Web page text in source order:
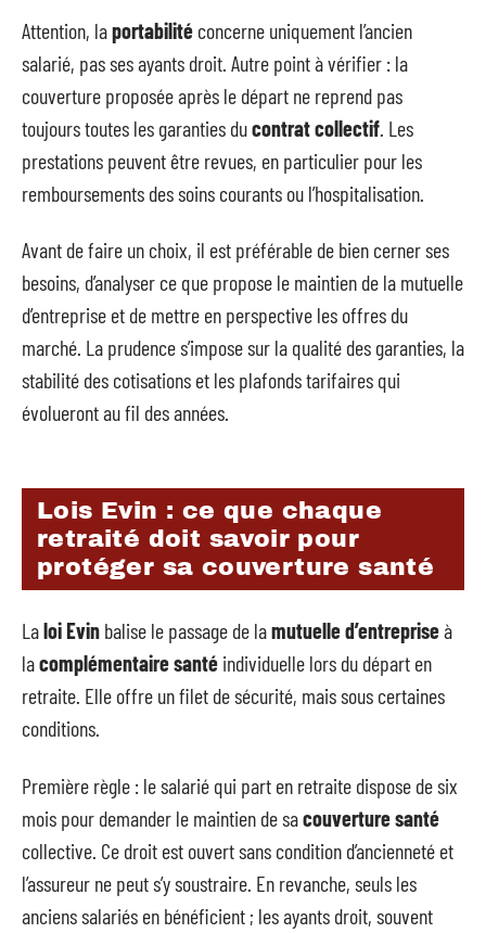
Attention, laportabilité concerne uniquement l’ancien
salarié, pas ses ayants droit. Autre point à vérifier : la
couverture proposée après le départ ne reprend pas
toujours toutes les garanties ducontrat collectif . Les
prestations peuvent être revues, en particulier pour les
remboursements des soins courants ou l’hospitalisation.
Avant de faire un choix, il est préférable de bien cerner ses
besoins, d’analyser ce que propose le maintien de la mutuelle
d’entreprise et de mettre en perspective les offres du
marché. La prudence s’impose sur la qualité des garanties, la
stabilité des cotisations et les plafonds tarifaires qui
évolueront au fil des années.
Lois Evin : ce que chaque
retraité doit savoir pour
protéger sa couverture santé
Laloi Evin balise le passage de lamutuelle d’entrepriseà
lacomplémentaire santé individuelle lors du départ en
retraite. Elle offre un filet de sécurité, mais sous certaines
conditions.
Première règle : le salarié qui part en retraite dispose de six
mois pour demander le maintien de sacouverture santé
collective. Ce droit est ouvert sans condition d’ancienneté et
l’assureur ne peut s’y soustraire. En revanche, seuls les
anciens salariés en bénéficient ; les ayants droit, souvent